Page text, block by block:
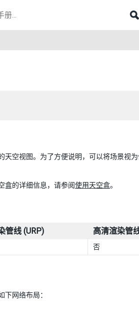
空视图。为了方便说明，可以将场景视
盒的详细信息，请参阅使用天空盒。
管线 (URP) 高清渲染管
否
网络布局：